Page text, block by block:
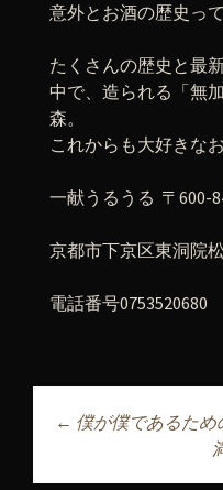
意外とお酒の歴史っ
たくさんの歴史と最
中で、造られる「無
森。
これからも大好きなお
一献うるうる 〒600-
京都市下京区東洞院
電話番号0753520680
投稿ナ
← 僕が僕であるた